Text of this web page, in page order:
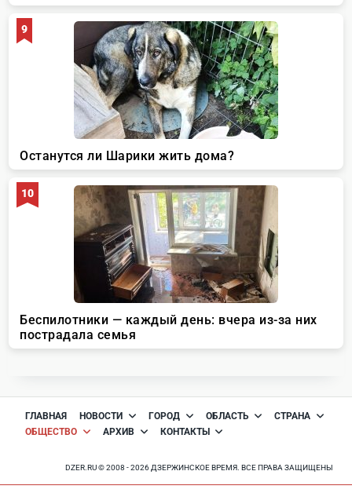
ГЛАВНАЯ НОВОСТИ ГОРОД ОБЛАСТЬ
СТРАНА
ОБЩЕСТВО
АРХИВ КОНТАКТЫ
DZER.RU © 2008 - 2026 ДЗЕРЖИНСКОЕ ВРЕМЯ. ВСЕ ПРАВА ЗАЩИЩЕНЫ